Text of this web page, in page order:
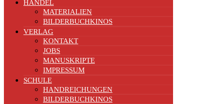
HANDEL
MATERIALIEN
BILDERBUCHKINOS
VERLAG
KONTAKT
JOBS
MANUSKRIPTE
IMPRESSUM
SCHULE
HANDREICHUNGEN
BILDERBUCHKINOS